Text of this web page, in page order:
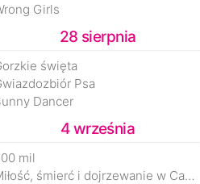
Girls
28 sierpnia
święta
Psa
Dancer
4 września
mil
Miłość, śmierć i dojrzewanie w Camp Miasma